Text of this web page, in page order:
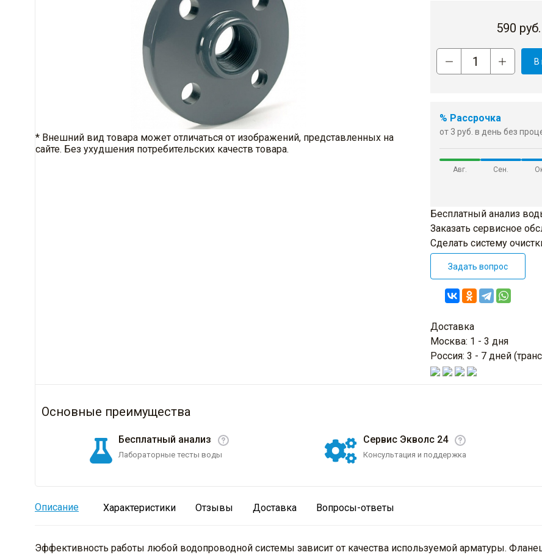
* Внешний вид товара может отличаться от изображений, представленных на
сайте. Без ухудшения потребительских качеств товара.
590 руб.
В
% Рассрочка
от 3 руб. в день без
Авг. Сен.
Бесплатный анализ
Заказать сервисное
Сделать систему
Задать вопрос
Доставка
Москва: 1 - 3 дня
Россия: 3 - 7 дней
Основные преимущества
Бесплатный анализ
Лабораторные тесты воды
Сервис Экволс 24
Консультация и поддержка
Описание Характеристики Отзывы Доставка Вопросы-ответы
Эффективность работы любой водопроводной системы зависит от качества используемой арматуры.